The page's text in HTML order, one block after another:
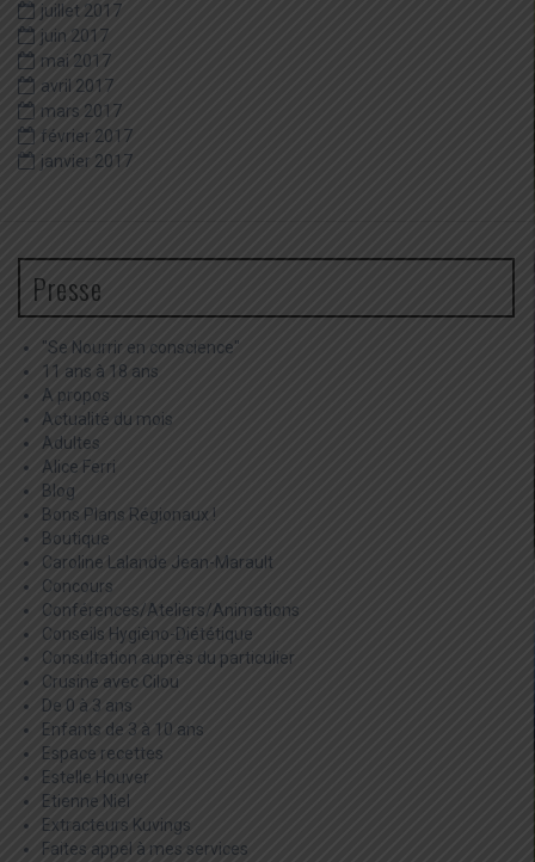
juillet 2017
juin 2017
mai 2017
avril 2017
mars 2017
février 2017
janvier 2017
Presse
"Se Nourrir en conscience"
11 ans à 18 ans
A propos
Actualité du mois
Adultes
Alice Ferri
Blog
Bons Plans Régionaux !
Boutique
Caroline Lalande Jean-Marault
Concours
Conférences/Ateliers/Animations
Conseils Hygièno-Diététique
Consultation auprès du particulier
Crusine avec Cilou
De 0 à 3 ans
Enfants de 3 à 10 ans
Espace recettes
Estelle Houver
Etienne Niel
Extracteurs Kuvings
Faites appel à mes services